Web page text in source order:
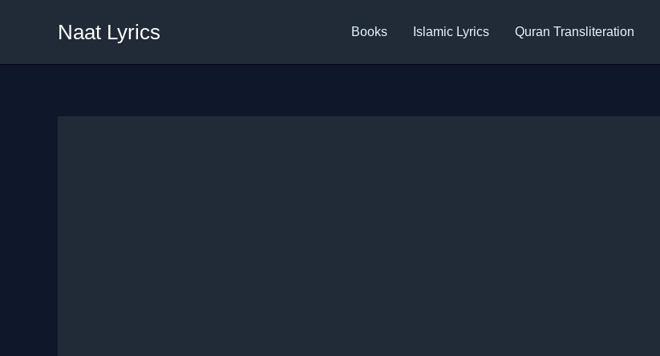
Naat Lyrics Books Islamic Lyrics Quran Transliteration